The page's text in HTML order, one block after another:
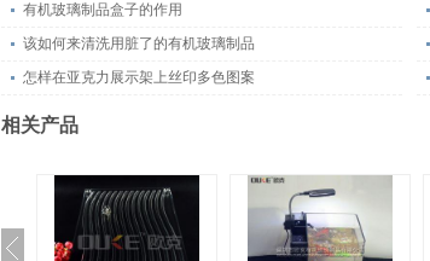
有机玻璃制品盒子的作用
该如何来清洗用脏了的有机玻璃制品
怎样在亚克力展示架上丝印多色图案
相关产品